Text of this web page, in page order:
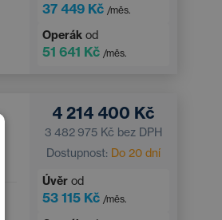
37 449 Kč /měs.
Operák od
51 641 Kč /měs.
4 214 400 Kč
3 482 975 Kč bez DPH
Dostupnost: Do 20 dní
Úvěr od
53 115 Kč /měs.